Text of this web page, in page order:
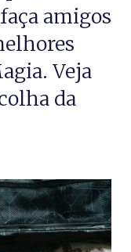
amigos
Veja
da